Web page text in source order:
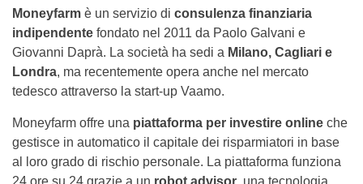
Moneyfarm è un servizio di consulenza finanziaria
indipendente fondato nel 2011 da Paolo Galvani e
Giovanni Daprà. La società ha sedi a Milano, Cagliari e
Londra, ma recentemente opera anche nel mercato
tedesco attraverso la start-up Vaamo.
Moneyfarm offre una piattaforma per investire online che
gestisce in automatico il capitale dei risparmiatori in base
al loro grado di rischio personale. La piattaforma funziona
24 ore su 24 grazie a un robot advisor , una tecnologia